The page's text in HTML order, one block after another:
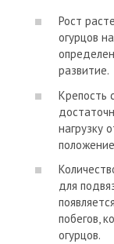
Рост
огурцов
развитие.
Крепость
нагрузку
для
побегов,
огурцов.